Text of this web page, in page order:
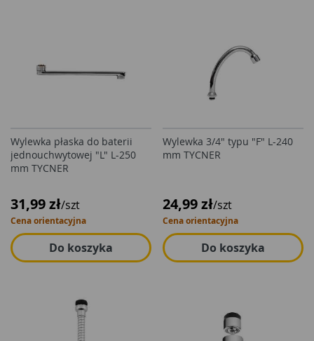
Wylewka płaska do baterii
jednouchwytowej "L" L-250
mm TYCNER
31,99 zł/szt
Cena orientacyjna
Do koszyka
Wylewka 3/4" typu "F" L-240
mm TYCNER
24,99 zł/szt
Cena orientacyjna
Do koszyka